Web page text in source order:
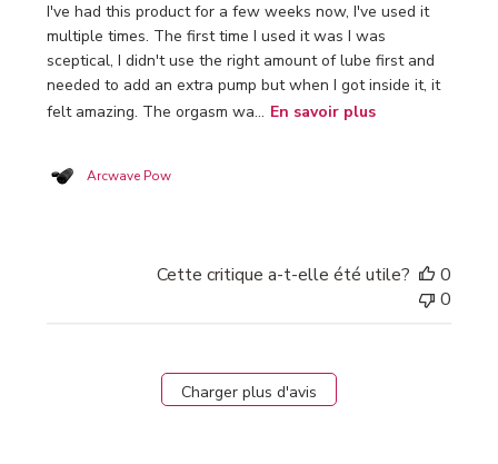
I've had this product for a few weeks now, I've used it
multiple times. The first time I used it was I was
sceptical, I didn't use the right amount of lube first and
needed to add an extra pump but when I got inside it, it
felt amazing. The orgasm wa... En savoir plus
Arcwave Pow
Cette critique a-t-elle été utile?
0
0
Charger plus d'avis